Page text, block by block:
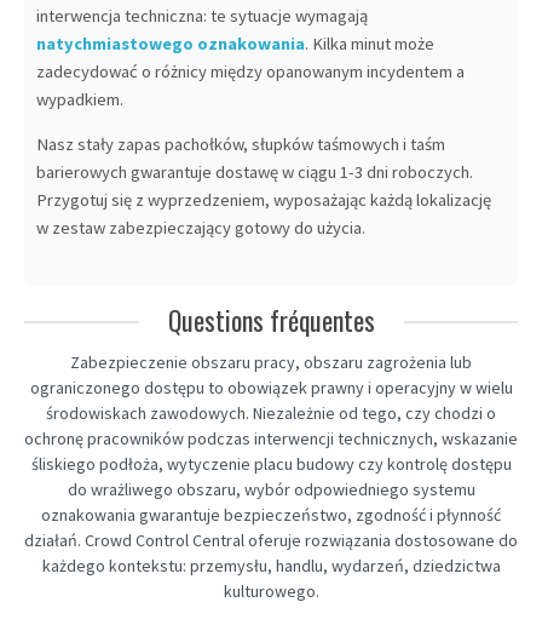
interwencja techniczna: te sytuacje wymagają
natychmiastowego oznakowania. Kilka minut może
zadecydować o różnicy między opanowanym incydentem a
wypadkiem.
Nasz stały zapas pachołków, słupków taśmowych i taśm
barierowych gwarantuje dostawę w ciągu 1-3 dni roboczych.
Przygotuj się z wyprzedzeniem, wyposażając każdą lokalizację
w zestaw zabezpieczający gotowy do użycia.
Questions fréquentes
Zabezpieczenie obszaru pracy, obszaru zagrożenia lub
ograniczonego dostępu to obowiązek prawny i operacyjny w wielu
środowiskach zawodowych. Niezależnie od tego, czy chodzi o
ochronę pracowników podczas interwencji technicznych, wskazanie
śliskiego podłoża, wytyczenie placu budowy czy kontrolę dostępu
do wrażliwego obszaru, wybór odpowiedniego systemu
oznakowania gwarantuje bezpieczeństwo, zgodność i płynność
działań. Crowd Control Central oferuje rozwiązania dostosowane do
każdego kontekstu: przemysłu, handlu, wydarzeń, dziedzictwa
kulturowego.